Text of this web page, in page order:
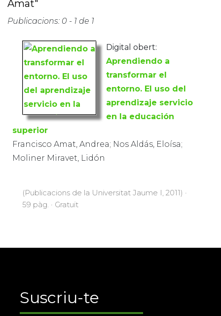
Amat"
Publicacions: 0 - 1 de 1
Digital obert:
Aprendiendo a
transformar el
entorno. El uso del
aprendizaje servicio
en la educación
superior
Francisco Amat, Andrea; Nos Aldás, Eloísa;
Moliner Miravet, Lidón
(Publicacions de la Universitat Jaume I, 2011) ·
59 pàg. · Gratuït
Suscriu-te